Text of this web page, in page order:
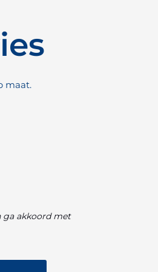
maat.
akkoord met